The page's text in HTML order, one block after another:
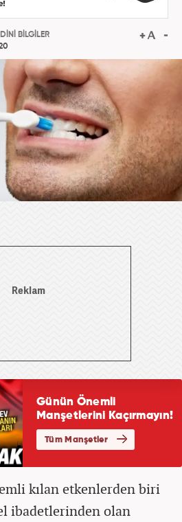
DİNİ BİLGİLER
kılan etkenlerden biri
ibadetlerinden olan